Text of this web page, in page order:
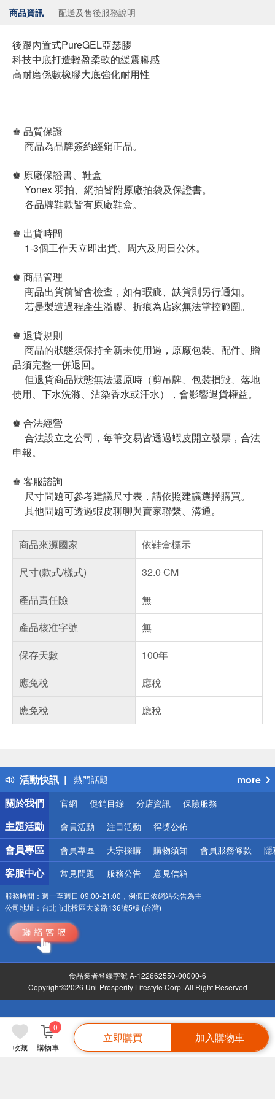
收藏 購物車
0
立即購買 加入購物車
商品資訊 配送及售後服務說明
後跟內置式PureGEL亞瑟膠
科技中底打造輕盈柔軟的緩震腳感
高耐磨係數橡膠大底強化耐用性
♚ 品質保證
商品為品牌簽約經銷正品。
♚ 原廠保證書、鞋盒
Yonex 羽拍、網拍皆附原廠拍袋及保證書。
各品牌鞋款皆有原廠鞋盒。
♚ 出貨時間
1-3個工作天立即出貨、周六及周日公休。
♚ 商品管理
商品出貨前皆會檢查，如有瑕疵、缺貨則另行通知。
若是製造過程產生溢膠、折痕為店家無法掌控範圍。
♚ 退貨規則
商品的狀態須保持全新未使用過，原廠包裝、配件、贈
品須完整一併退回。
但退貨商品狀態無法還原時（剪吊牌、包裝損毀、落地
使用、下水洗滌、沾染香水或汗水），會影響退貨權益。
♚ 合法經營
合法設立之公司，每筆交易皆透過蝦皮開立發票，合法
申報。
♚ 客服諮詢
尺寸問題可參考建議尺寸表，請依照建議選擇購買。
其他問題可透過蝦皮聊聊與賣家聯繫、溝通。
商品來源國家
依鞋盒標示
尺寸(款式/樣式)
32.0 CM
產品責任險
無
產品核准字號
無
保存天數
100年
應免稅
應稅
應免稅
應稅
活動快訊
得獎公告
熱門話題
銀行優惠
偏遠地區配送
詐騙網頁！請小心！
more
關於我們
官網 促銷目錄 分店資訊 保險服務
主題活動 會員活動 注目活動 得獎公佈
會員專區 會員專區 大宗採購 購物須知 會員服務條款 隱
客服中心 常見問題 服務公告 意見信箱
服務時間： 週一至週日 09:00-21:00，例假日依網站公告為主
公司地址： 台北市北投區大業路136號5樓 (台灣)
食品業者登錄字號 A-122662550-00000-6
Copyright©2026 Uni-Prosperity Lifestyle Corp. All Right Reserved